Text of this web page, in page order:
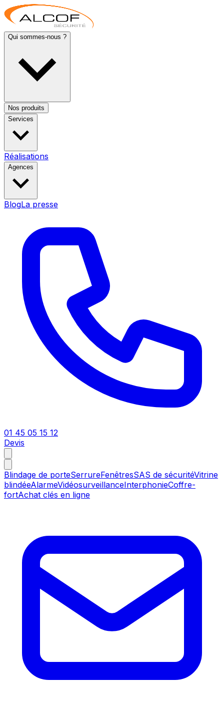
Qui sommes-nous ?
Nos produits
Services
Réalisations
Agences
BlogLa presse
01 45 05 15 12
Devis
Blindage de porteSerrureFenêtresSAS de sécuritéVitrine
blindéeAlarmeVidéosurveillanceInterphonieCoffre-
fortAchat clés en ligne